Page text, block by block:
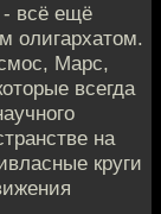
- всё ещё
олигархатом.
Марс,
всегда
на
круги